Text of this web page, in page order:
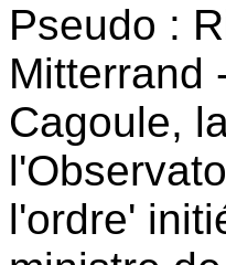
Pseudo :
Mitterrand
Cagoule,
l'ordre'